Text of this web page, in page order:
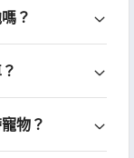
？
物？